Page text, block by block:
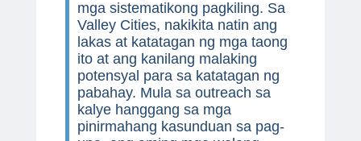
mga sistematikong pagkiling. Sa
Valley Cities, nakikita natin ang
lakas at katatagan ng mga taong
ito at ang kanilang malaking
potensyal para sa katatagan ng
pabahay. Mula sa outreach sa
kalye hanggang sa mga
pinirmahang kasunduan sa pag-